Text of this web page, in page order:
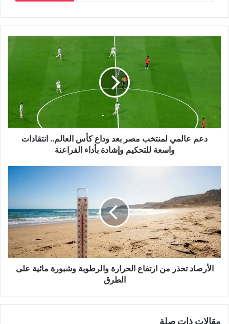
دعم عالمي لمنتخب مصر بعد وداع كأس العالم.. انتقادات
واسعة للتحكيم وإشادة بأداء الفراعنة
الأرصاد تحذر من ارتفاع الحرارة والرطوبة وشبورة مائية على
الطرق
مقالات ذات صلة